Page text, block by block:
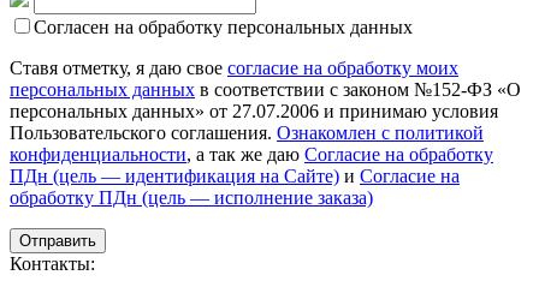
Согласен на обработку персональных данных
Ставя отметку, я даю свое согласие на обработку моих
персональных данных в соответствии с законом №152-ФЗ «О
персональных данных» от 27.07.2006 и принимаю условия
Пользовательского соглашения. Ознакомлен с политикой
конфиденциальности, а так же даю Согласие на обработку
ПДн (цель — идентификация на Сайте) и Согласие на
обработку ПДн (цель — исполнение заказа)
Контакты: